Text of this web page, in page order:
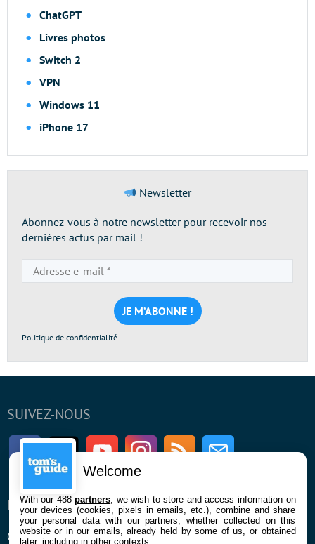
ChatGPT
Livres photos
Switch 2
VPN
Windows 11
iPhone 17
Newsletter
Abonnez-vous à notre newsletter pour recevoir nos
dernières actus par mail !
e-
mail
*
Politique de confidentialité
SUIVEZ-NOUS
FacebookTwitter Youtube InstagramRSS Newsletter
ENTREPRISE
Qui sommes nous
À PROPOS
La rédaction
Welcome
With our 488partners , we wish to store and access information on
your devices (cookies, pixels in emails, etc.), combine and share
your personal data with our partners, whether collected on this
website or in our emails, already held by some of us, or obtained
later, including in other contexts.